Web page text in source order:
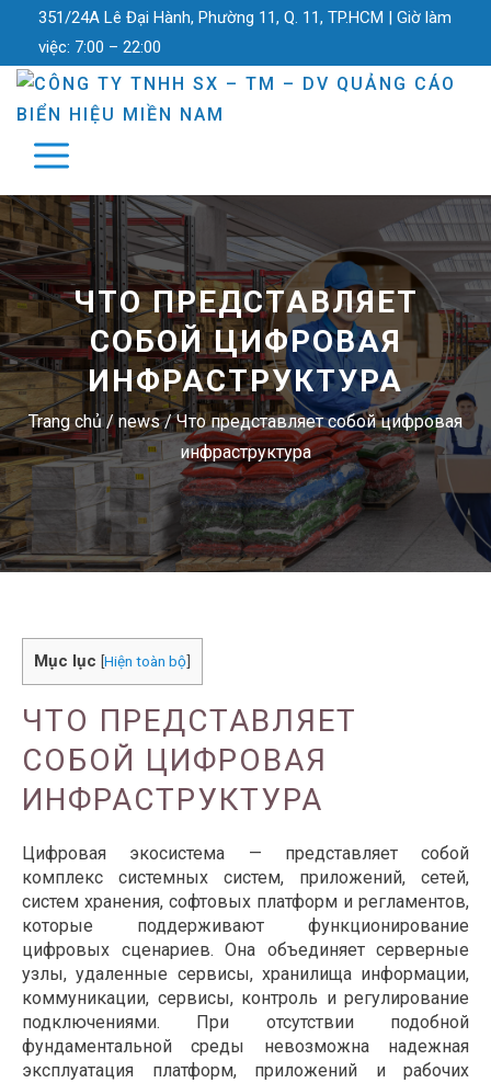
351/24A Lê Đại Hành, Phường 11, Q. 11, TP.HCM | Giờ làm
việc: 7:00 – 22:00
ЧТО ПРЕДСТАВЛЯЕТ
СОБОЙ ЦИФРОВАЯ
ИНФРАСТРУКТУРА
Trang chủ/news/Что представляет собой цифровая
инфраструктура
Mục lục [Hiện toàn bộ]
ЧТО ПРЕДСТАВЛЯЕТ
СОБОЙ ЦИФРОВАЯ
ИНФРАСТРУКТУРА
Цифровая экосистема — представляет собой
комплекс системных систем, приложений, сетей,
систем хранения, софтовых платформ и регламентов,
которые поддерживают функционирование
цифровых сценариев. Она объединяет серверные
узлы, удаленные сервисы, хранилища информации,
коммуникации, сервисы, контроль и регулирование
подключениями. При отсутствии подобной
фундаментальной среды невозможна надежная
эксплуатация платформ, приложений и рабочих